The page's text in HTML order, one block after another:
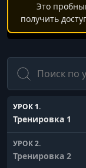
Это
получить
Поиск
УРОК 1.
Тренировка 1
УРОК 2.
Тренировка 2